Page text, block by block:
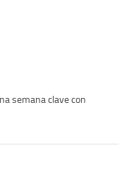
semana clave con